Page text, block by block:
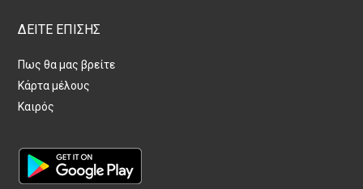
ΔΕΙΤΕ ΕΠΙΣΗΣ
Πως θα μας βρείτε
Κάρτα μέλους
Καιρός